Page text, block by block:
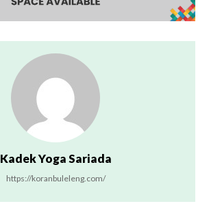
Kadek Yoga Sariada
https://koranbuleleng.com/